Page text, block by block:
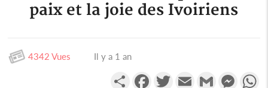
paix et la joie des Ivoiriens
4342 Vues Il y a 1 an
PartagerFacebookTwitterEmail Gmail